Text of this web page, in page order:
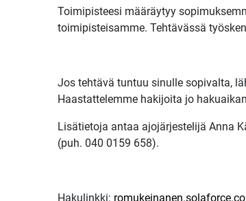
Toimipisteesi määräytyy
toimipisteisamme. Tehtävässä
Jos tehtävä tuntuu sinulle sopivalta,
Haastattelemme hakijoita jo
Lisätietoja antaa ajojärjestelijä Anna
(puh. 040 0159 658).
Hakulinkki: